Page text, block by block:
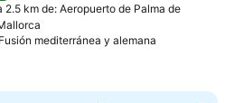
2.5 km de: Aeropuerto de Palma de
Fusión mediterránea y alemana